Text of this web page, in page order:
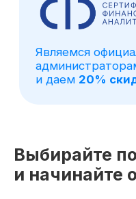
Выбирайте
и начинайте